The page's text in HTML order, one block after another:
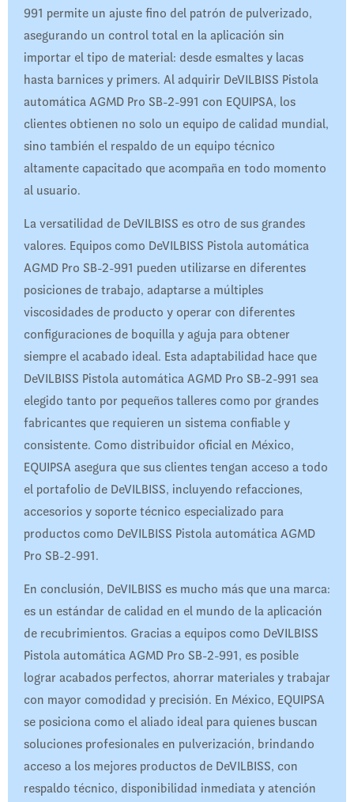
991 permite un ajuste fino del patrón de pulverizado,
asegurando un control total en la aplicación sin
importar el tipo de material: desde esmaltes y lacas
hasta barnices y primers. Al adquirir DeVILBISS Pistola
automática AGMD Pro SB-2-991 con EQUIPSA, los
clientes obtienen no solo un equipo de calidad mundial,
sino también el respaldo de un equipo técnico
altamente capacitado que acompaña en todo momento
al usuario.
La versatilidad de DeVILBISS es otro de sus grandes
valores. Equipos como DeVILBISS Pistola automática
AGMD Pro SB-2-991 pueden utilizarse en diferentes
posiciones de trabajo, adaptarse a múltiples
viscosidades de producto y operar con diferentes
configuraciones de boquilla y aguja para obtener
siempre el acabado ideal. Esta adaptabilidad hace que
DeVILBISS Pistola automática AGMD Pro SB-2-991 sea
elegido tanto por pequeños talleres como por grandes
fabricantes que requieren un sistema confiable y
consistente. Como distribuidor oficial en México,
EQUIPSA asegura que sus clientes tengan acceso a todo
el portafolio de DeVILBISS, incluyendo refacciones,
accesorios y soporte técnico especializado para
productos como DeVILBISS Pistola automática AGMD
Pro SB-2-991.
En conclusión, DeVILBISS es mucho más que una marca:
es un estándar de calidad en el mundo de la aplicación
de recubrimientos. Gracias a equipos como DeVILBISS
Pistola automática AGMD Pro SB-2-991, es posible
lograr acabados perfectos, ahorrar materiales y trabajar
con mayor comodidad y precisión. En México, EQUIPSA
se posiciona como el aliado ideal para quienes buscan
soluciones profesionales en pulverización, brindando
acceso a los mejores productos de DeVILBISS, con
respaldo técnico, disponibilidad inmediata y atención